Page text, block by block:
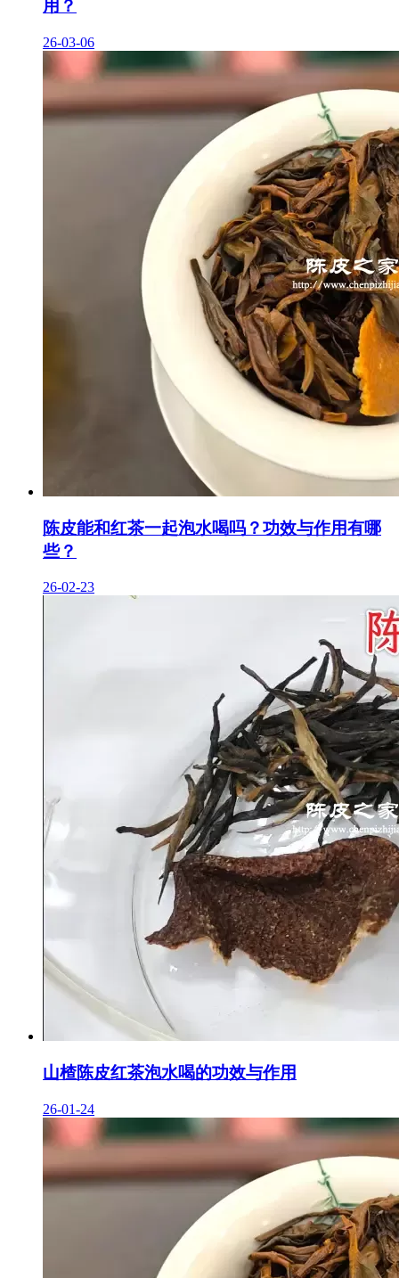
用？
26-03-06
陈皮能和红茶一起泡水喝吗？功效与作用有哪
些？
26-02-23
山楂陈皮红茶泡水喝的功效与作用
26-01-24